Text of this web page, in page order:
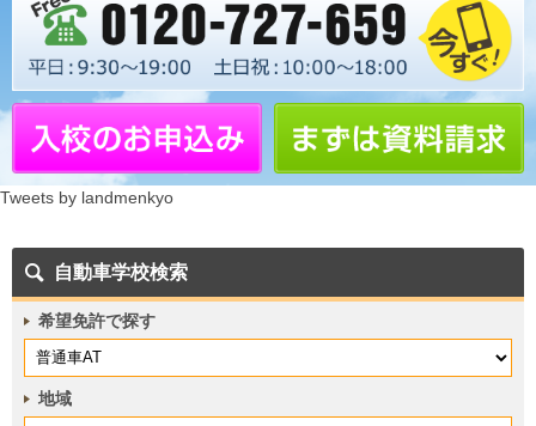
Tweets by landmenkyo
自動車学校検索
希望免許で探す
地域